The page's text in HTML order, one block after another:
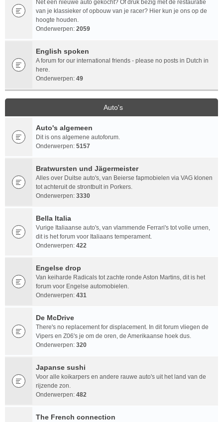
Net een nieuwe auto gekocht? Of druk bezig met de restauratie
van je klassieker of opbouw van je racer? Hier kun je ons op de
hoogte houden.
Onderwerpen: 2059
English spoken
A forum for our international friends - please no posts in Dutch in
here.
Onderwerpen: 49
Auto's
Auto's algemeen
Dit is ons algemene autoforum.
Onderwerpen: 5157
Bratwursten und Jägermeister
Alles over Duitse auto's, van Beierse fapmobielen via VAG klonen
tot achteruit de strontbult in Porkers.
Onderwerpen: 3330
Bella Italia
Vurige Italiaanse auto's, van vlammende Ferrari's tot volle urnen,
dit is het forum voor Italiaans temperament.
Onderwerpen: 422
Engelse drop
Van keiharde Radicals tot zachte ronde Aston Martins, dit is het
forum voor Engelse automobielen.
Onderwerpen: 431
De McDrive
There's no replacement for displacement. In dit forum vliegen de
Vipers en Z06's je om de oren, de Amerikaanse hoek dus.
Onderwerpen: 320
Japanse sushi
Voor alle koikarpers en andere rauwe auto's uit het land van de
rijzende zon.
Onderwerpen: 482
The French connection